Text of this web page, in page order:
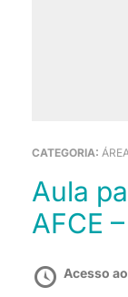
CATEGORIA:
Aula particular para o TCU
AFCE
Acesso